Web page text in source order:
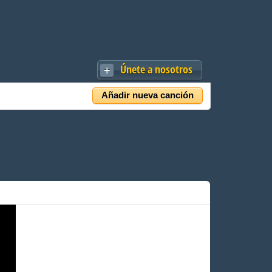
Únete a nosotros
Añadir nueva canción